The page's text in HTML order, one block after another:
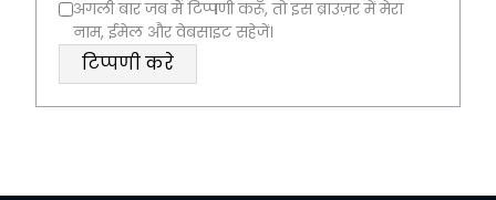
अगली बार जब मैं टिप्पणी करूँ, तो इस ब्राउज़र में मेरा
नाम, ईमेल और वेबसाइट सहेजें।